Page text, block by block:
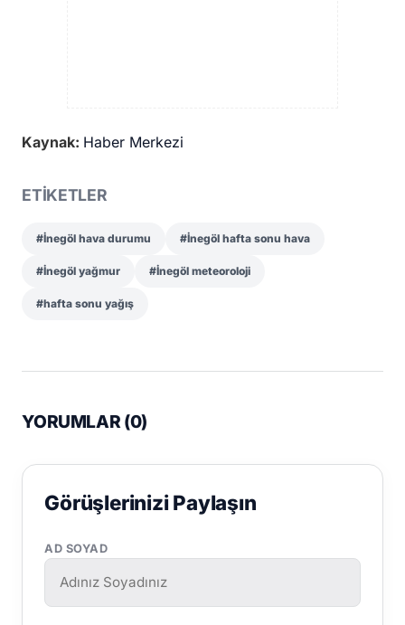
Kaynak: Haber Merkezi
ETİKETLER
#İnegöl hava durumu #İnegöl hafta sonu hava
#İnegöl yağmur #İnegöl meteoroloji
#hafta sonu yağış
YORUMLAR (0)
Görüşlerinizi Paylaşın
AD SOYAD